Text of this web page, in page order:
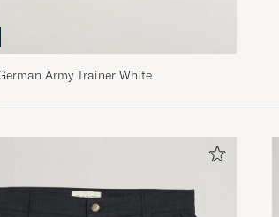
Army Trainer White